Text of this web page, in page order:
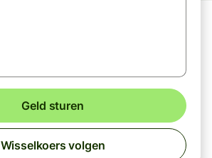
Geld sturen
Wisselkoers volgen